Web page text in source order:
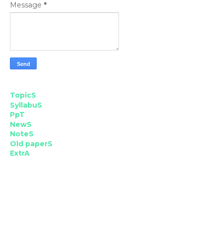
Message *
TopicS
SyllabuS
PpT
NewS
NoteS
Old paperS
ExtrA